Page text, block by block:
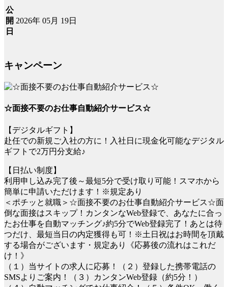
公
開
日
2026年 05月 19日
キャンペーン
☆面接不要のお仕事自動紹介サービス☆
【デジタルギフト】
赴任での新規ご入社の方に！入社日に現金化可能なデジタル
ギフトで2万円分支給♪
【日払い制度】
利用申し込み完了後～最短5分で受け取り可能！スマホから
簡単に申請いただけます！※規定あり
＜ポチッと就職＞☆面接不要のお仕事自動紹介サービス☆面
倒な面接はスキップ！カンタンなWeb登録で、あなたに合っ
たお仕事を自動マッチング♪約5分でWeb登録完了！あとは待
つだけ、最短当日の内定獲得も可！※土日祝はお時間を頂戴
する場合がございます・規定あり《応募後の流れはこれだ
け！》
（１）当サイトの求人に応募！（２）登録した携帯電話の
SMSよりご案内！（３）カンタンWeb登録（約5分！）